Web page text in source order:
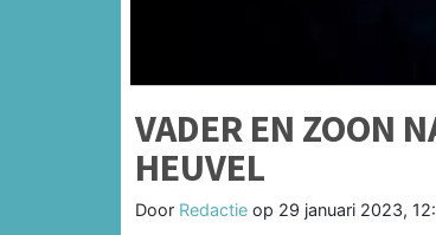
VADER EN ZOON
HEUVEL
Door Redactie op 29 januari 2023,